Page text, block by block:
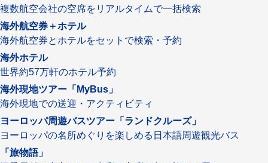
複数航空会社の空席をリアルタイムで一括検索
海外航空券＋ホテル
海外航空券とホテルをセットで検索・予約
海外ホテル
世界約57万軒のホテル予約
海外現地ツアー「MyBus」
海外現地での送迎・アクティビティ
ヨーロッパ周遊バスツアー「ランドクルーズ」
ヨーロッパの名所めぐりを楽しめる日本語周遊観光バス
「旅物語」
名門・名物ホテルに泊まる
特別企画
一都市滞在
お祭り・イベント
世界遺産を訪れる
1度は見てみたい遺跡
野生動物に出合う
オーロラ
クルーズ
音楽鑑賞
名画鑑賞
TWILIGHT EXPRESS 瑞風
美食・旬の味覚を味わう
アドベンチャーツーリズム・ウォー
観光列車
芸術鑑賞（美術、音楽）・講師同行
の旅